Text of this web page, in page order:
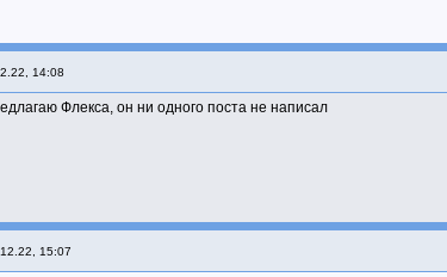
14:08
Флекса, он ни одного поста не написал
15:07